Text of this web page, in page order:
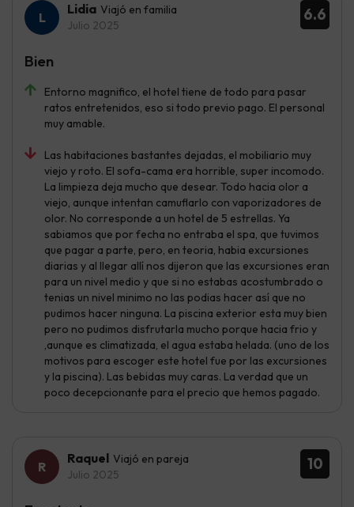
6.6
Lidia Viajó en familia
Julio 2025
Entorno magnifico, el hotel tiene de todo para pasar
ratos entretenidos, eso si todo previo pago. El personal
muy amable.
Las habitaciones bastantes dejadas, el mobiliario muy
viejo y roto. El sofa-cama era horrible, super incomodo.
La limpieza deja mucho que desear. Todo hacia olor a
viejo, aunque intentan camuflarlo con vaporizadores de
olor. No corresponde a un hotel de 5 estrellas. Ya
sabiamos que por fecha no entraba el spa, que tuvimos
que pagar a parte, pero, en teoria, habia excursiones
diarias y al llegar allí nos dijeron que las excursiones eran
para un nivel medio y que si no estabas acostumbrado o
tenias un nivel minimo no las podias hacer así que no
pudimos hacer ninguna. La piscina exterior esta muy bien
pero no pudimos disfrutarla mucho porque hacia frio y
,aunque es climatizada, el agua estaba helada. (uno de los
motivos para escoger este hotel fue por las excursiones
y la piscina). Las bebidas muy caras. La verdad que un
poco decepcionante para el precio que hemos pagado.
Bien
10
Raquel Viajó en pareja
Julio 2025